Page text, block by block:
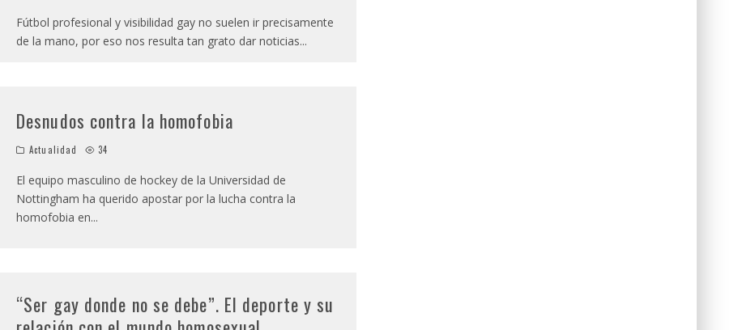
Fútbol profesional y visibilidad gay no suelen ir precisamente
de la mano, por eso nos resulta tan grato dar noticias...
Desnudos contra la homofobia
Actualidad 34
El equipo masculino de hockey de la Universidad de
Nottingham ha querido apostar por la lucha contra la
homofobia en...
“Ser gay donde no se debe”. El deporte y su